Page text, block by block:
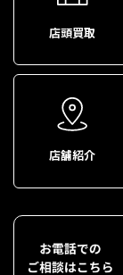
店頭買取
店舗紹介